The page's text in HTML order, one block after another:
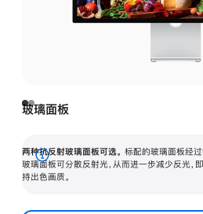
玻璃面板
两种抗反射玻璃面板可选。 标配的玻璃面板经过
玻璃面板可分散反射光，从而进一步减少反光，
持出色画质。
展
开